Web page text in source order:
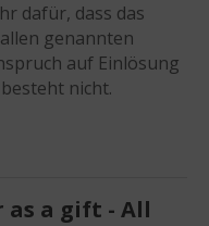
dafür, dass das
genannten
auf Einlösung
nicht.
as a gift - All